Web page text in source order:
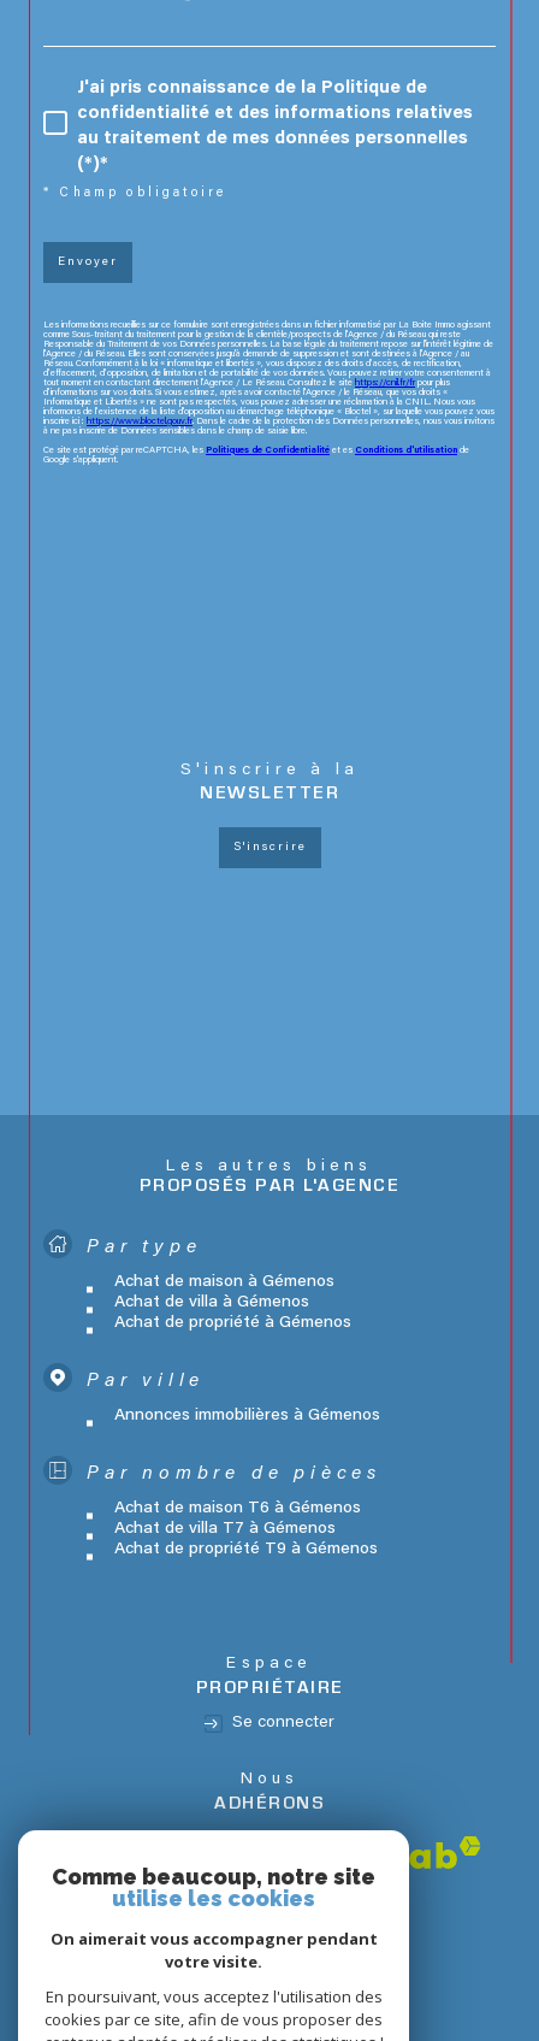
J'ai pris connaissance de la Politique de
confidentialité et des informations relatives
au traitement de mes données personnelles
(*)*
* Champ obligatoire
Envoyer
Les informations recueillies sur ce formulaire sont enregistrées dans un fichier informatisé par La Boite Immo agissant
comme Sous-traitant du traitement pour la gestion de la clientèle/prospects de l'Agence / du Réseau qui reste
Responsable du Traitement de vos Données personnelles. La base légale du traitement repose sur l'intérêt légitime de
l'Agence / du Réseau. Elles sont conservées jusqu'à demande de suppression et sont destinées à l'Agence / au
Réseau. Conformément à la loi « informatique et libertés », vous disposez des droits d’accès, de rectification,
d’effacement, d’opposition, de limitation et de portabilité de vos données. Vous pouvez retirer votre consentement à
tout moment en contactant directement l’Agence / Le Réseau. Consultez le site https://cnil.fr/fr pour plus
d’informations sur vos droits. Si vous estimez, après avoir contacté l'Agence / le Réseau, que vos droits «
Informatique et Libertés » ne sont pas respectés, vous pouvez adresser une réclamation à la CNIL. Nous vous
informons de l’existence de la liste d'opposition au démarchage téléphonique « Bloctel », sur laquelle vous pouvez vous
inscrire ici : https://www.bloctel.gouv.fr. Dans le cadre de la protection des Données personnelles, nous vous invitons
à ne pas inscrire de Données sensibles dans le champ de saisie libre.
Ce site est protégé par reCAPTCHA, les Politiques de Confidentialité et es Conditions d'utilisation de
Google s'appliquent.
s'inscrire à la
NEWSLETTER
S'inscrire
Les autres biens
PROPOSÉS PAR L'AGENCE
Par type
Achat de maison à Gémenos
Achat de villa à Gémenos
Achat de propriété à Gémenos
Par ville
Annonces immobilières à Gémenos
Par nombre de pièces
Achat de maison T6 à Gémenos
Achat de villa T7 à Gémenos
Achat de propriété T9 à Gémenos
Espace
PROPRIÉTAIRE
Se connecter
Nous
ADHÉRONS
Comme beaucoup, notre site
utilise les cookies
On aimerait vous accompagner pendant
votre visite.
En poursuivant, vous acceptez l'utilisation des
cookies par ce site, afin de vous proposer des